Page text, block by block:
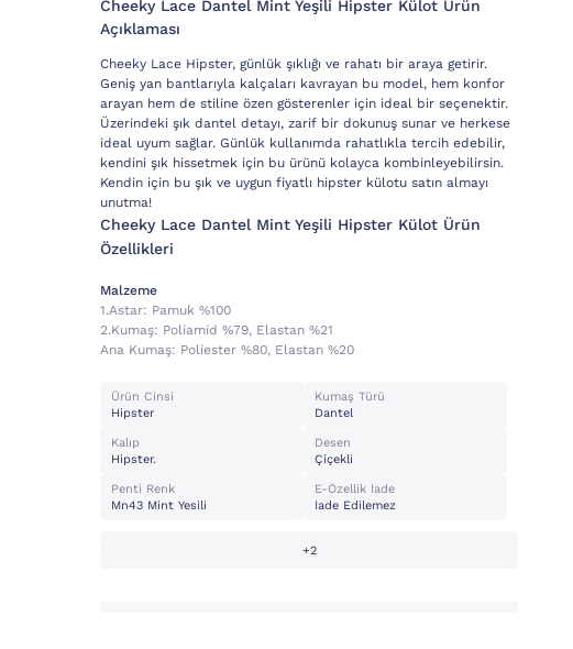
Cheeky Lace Dantel Mint Yeşili Hipster Külot Ürün
Açıklaması
Cheeky Lace Hipster, günlük şıklığı ve rahatı bir araya getirir.
Geniş yan bantlarıyla kalçaları kavrayan bu model, hem konfor
arayan hem de stiline özen gösterenler için ideal bir seçenektir.
Üzerindeki şık dantel detayı, zarif bir dokunuş sunar ve herkese
ideal uyum sağlar. Günlük kullanımda rahatlıkla tercih edebilir,
kendini şık hissetmek için bu ürünü kolayca kombinleyebilirsin.
Kendin için bu şık ve uygun fiyatlı hipster külotu satın almayı
unutma!
Cheeky Lace Dantel Mint Yeşili Hipster Külot Ürün
Özellikleri
Malzeme
1.astar: Pamuk %100
2.kumaş: Poli̇ami̇d %79, Elastan %21
Ana Kumaş: Poli̇ester %80, Elastan %20
Ürün Cinsi
Hipster
Kumaş Türü
Dantel
Kalıp
Hipster.
Desen
Çiçekli
Penti Renk
Mn43 Mint Yesili
E-Özellik İade
İade Edilemez
+2